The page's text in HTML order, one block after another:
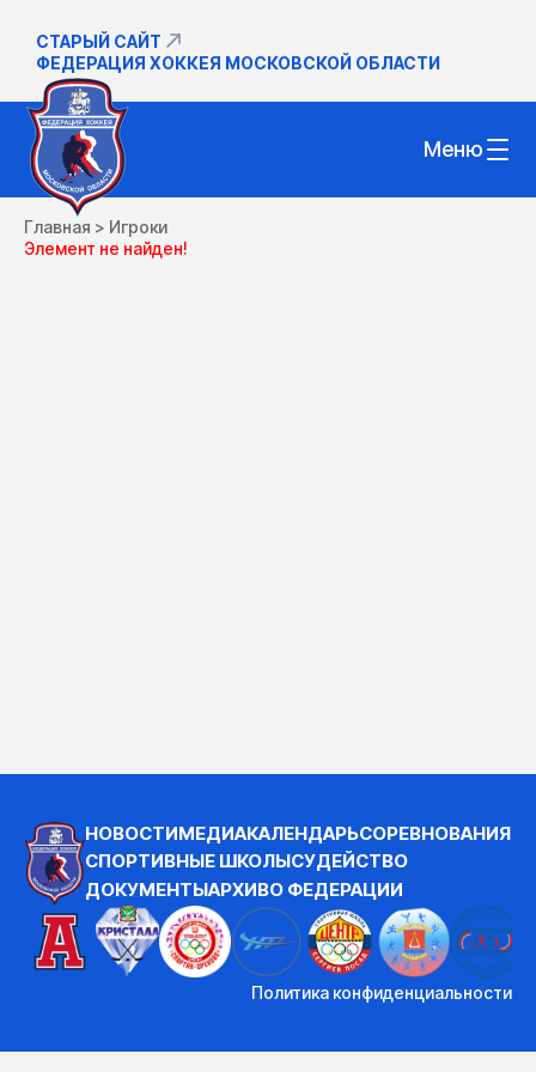
СТАРЫЙ САЙТ
ФЕДЕРАЦИЯ ХОККЕЯ МОСКОВСКОЙ ОБЛАСТИ
Меню
Главная > Игроки
Элемент не найден!
НОВОСТИМЕДИАКАЛЕНДАРЬСОРЕВНОВАНИЯ
СПОРТИВНЫЕ ШКОЛЫСУДЕЙСТВО
ДОКУМЕНТЫАРХИВО ФЕДЕРАЦИИ
Политика конфиденциальности